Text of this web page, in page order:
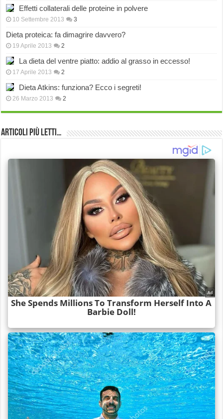
Effetti collaterali delle proteine in polvere
10 Settembre 2013 3
Dieta proteica: fa dimagrire davvero?
19 Aprile 2013 2
La dieta del ventre piatto: addio al grasso in eccesso!
17 Aprile 2013 2
Dieta Atkins: funziona? Ecco i segreti!
26 Marzo 2013 2
Articoli più Letti…